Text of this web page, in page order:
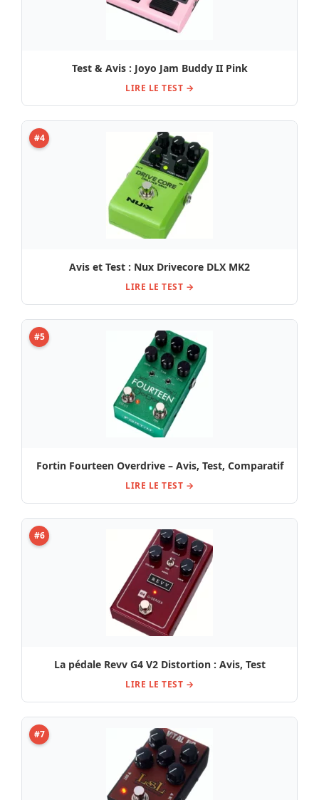
Test & Avis : Joyo Jam Buddy II Pink
LIRE LE TEST →
#4
Avis et Test : Nux Drivecore DLX MK2
LIRE LE TEST →
#5
Fortin Fourteen Overdrive – Avis, Test, Comparatif
LIRE LE TEST →
#6
La pédale Revv G4 V2 Distortion : Avis, Test
LIRE LE TEST →
#7